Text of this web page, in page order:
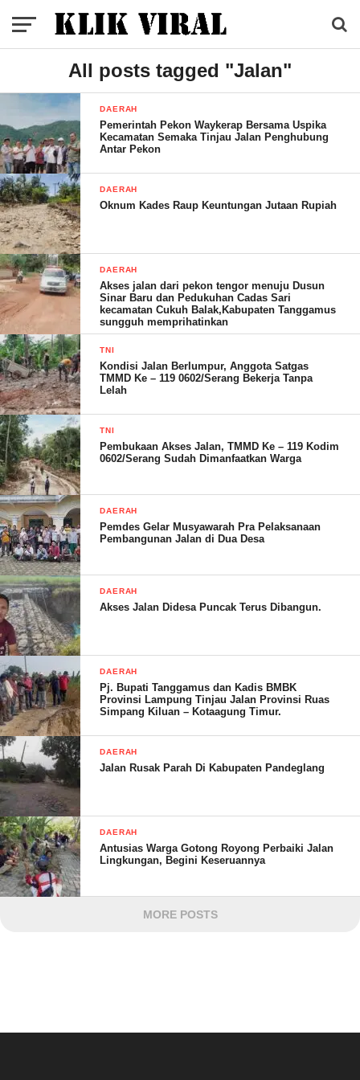
All posts tagged "Jalan"
DAERAH
Pemerintah Pekon Waykerap Bersama Uspika
Kecamatan Semaka Tinjau Jalan Penghubung
Antar Pekon
DAERAH
Oknum Kades Raup Keuntungan Jutaan Rupiah
DAERAH
Akses jalan dari pekon tengor menuju Dusun
Sinar Baru dan Pedukuhan Cadas Sari
kecamatan Cukuh Balak,Kabupaten Tanggamus
sungguh memprihatinkan
TNI
Kondisi Jalan Berlumpur, Anggota Satgas
TMMD Ke – 119 0602/Serang Bekerja Tanpa
Lelah
TNI
Pembukaan Akses Jalan, TMMD Ke – 119 Kodim
0602/Serang Sudah Dimanfaatkan Warga
DAERAH
Pemdes Gelar Musyawarah Pra Pelaksanaan
Pembangunan Jalan di Dua Desa
DAERAH
Akses Jalan Didesa Puncak Terus Dibangun.
DAERAH
Pj. Bupati Tanggamus dan Kadis BMBK
Provinsi Lampung Tinjau Jalan Provinsi Ruas
Simpang Kiluan – Kotaagung Timur.
DAERAH
Jalan Rusak Parah Di Kabupaten Pandeglang
DAERAH
Antusias Warga Gotong Royong Perbaiki Jalan
Lingkungan, Begini Keseruannya
MORE POSTS